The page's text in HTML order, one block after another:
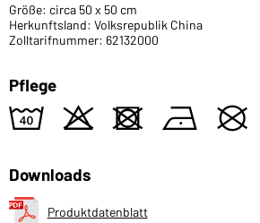
Größe: circa 50 x 50 cm
Herkunftsland: Volksrepublik China
Zolltarifnummer: 62132000
Pflege
8 o d n U
Downloads
Produktdatenblatt